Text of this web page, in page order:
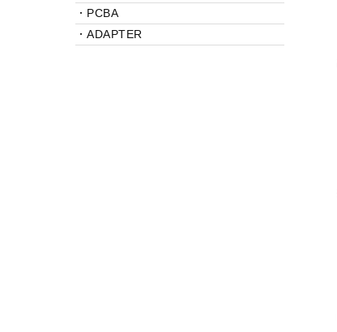
．PCBA
．ADAPTER